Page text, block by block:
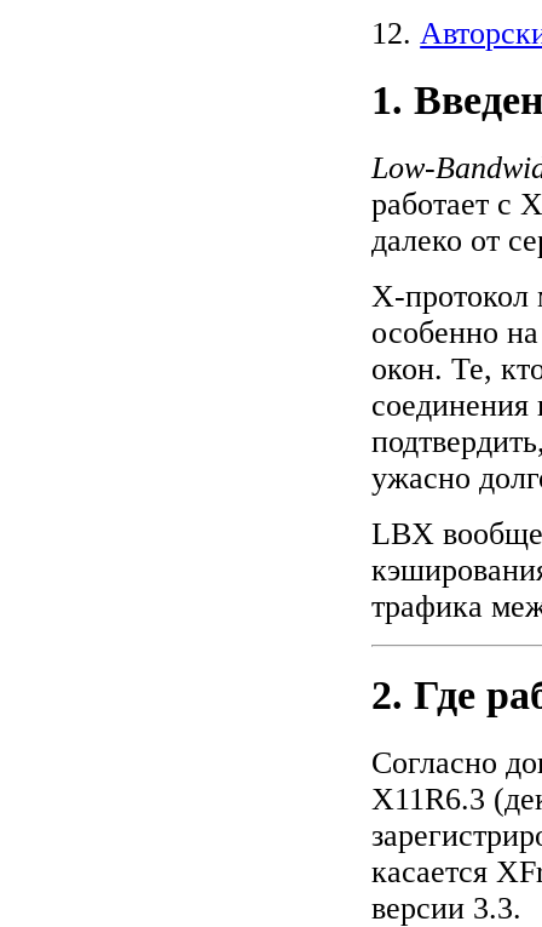
12.
1.
Low-
работает с
далеко от
X-протокол
особенно
окон. Те,
ужасно
LBX вообще
трафика
2. Где
Согласно
X11R6.3
касается
версии 3.3.